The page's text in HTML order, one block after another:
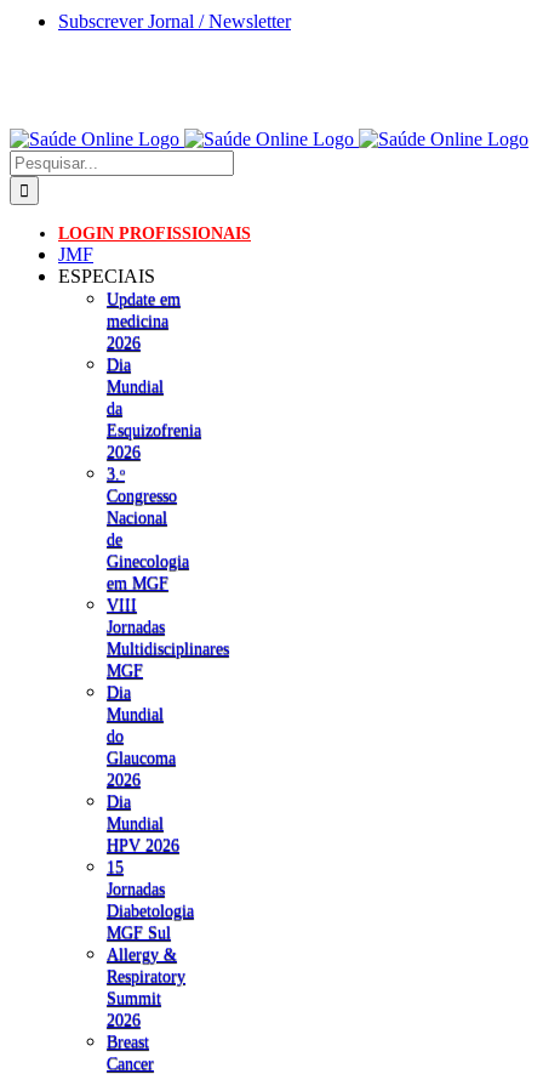
Skip
Subscrever Jornal / Newsletter
Pesquisar
LOGIN PROFISSIONAIS
JMF
ESPECIAIS
Update em
medicina
2026
Dia
Mundial
da
Esquizofrenia
2026
3.ᵒ
Congresso
Nacional
de
Ginecologia
em MGF
VIII
Jornadas
Multidisciplinares
MGF
Dia
Mundial
do
Glaucoma
2026
Dia
Mundial
HPV 2026
15
Jornadas
Diabetologia
MGF Sul
Allergy &
Respiratory
Summit
2026
Breast
Cancer